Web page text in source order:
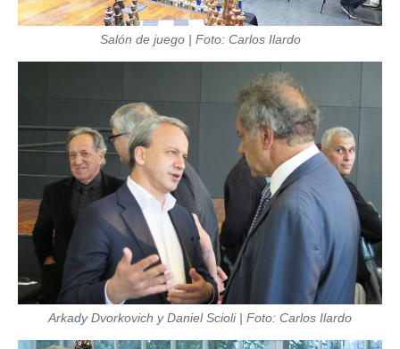
Salón de juego | Foto: Carlos Ilardo
Arkady Dvorkovich y Daniel Scioli | Foto: Carlos Ilardo